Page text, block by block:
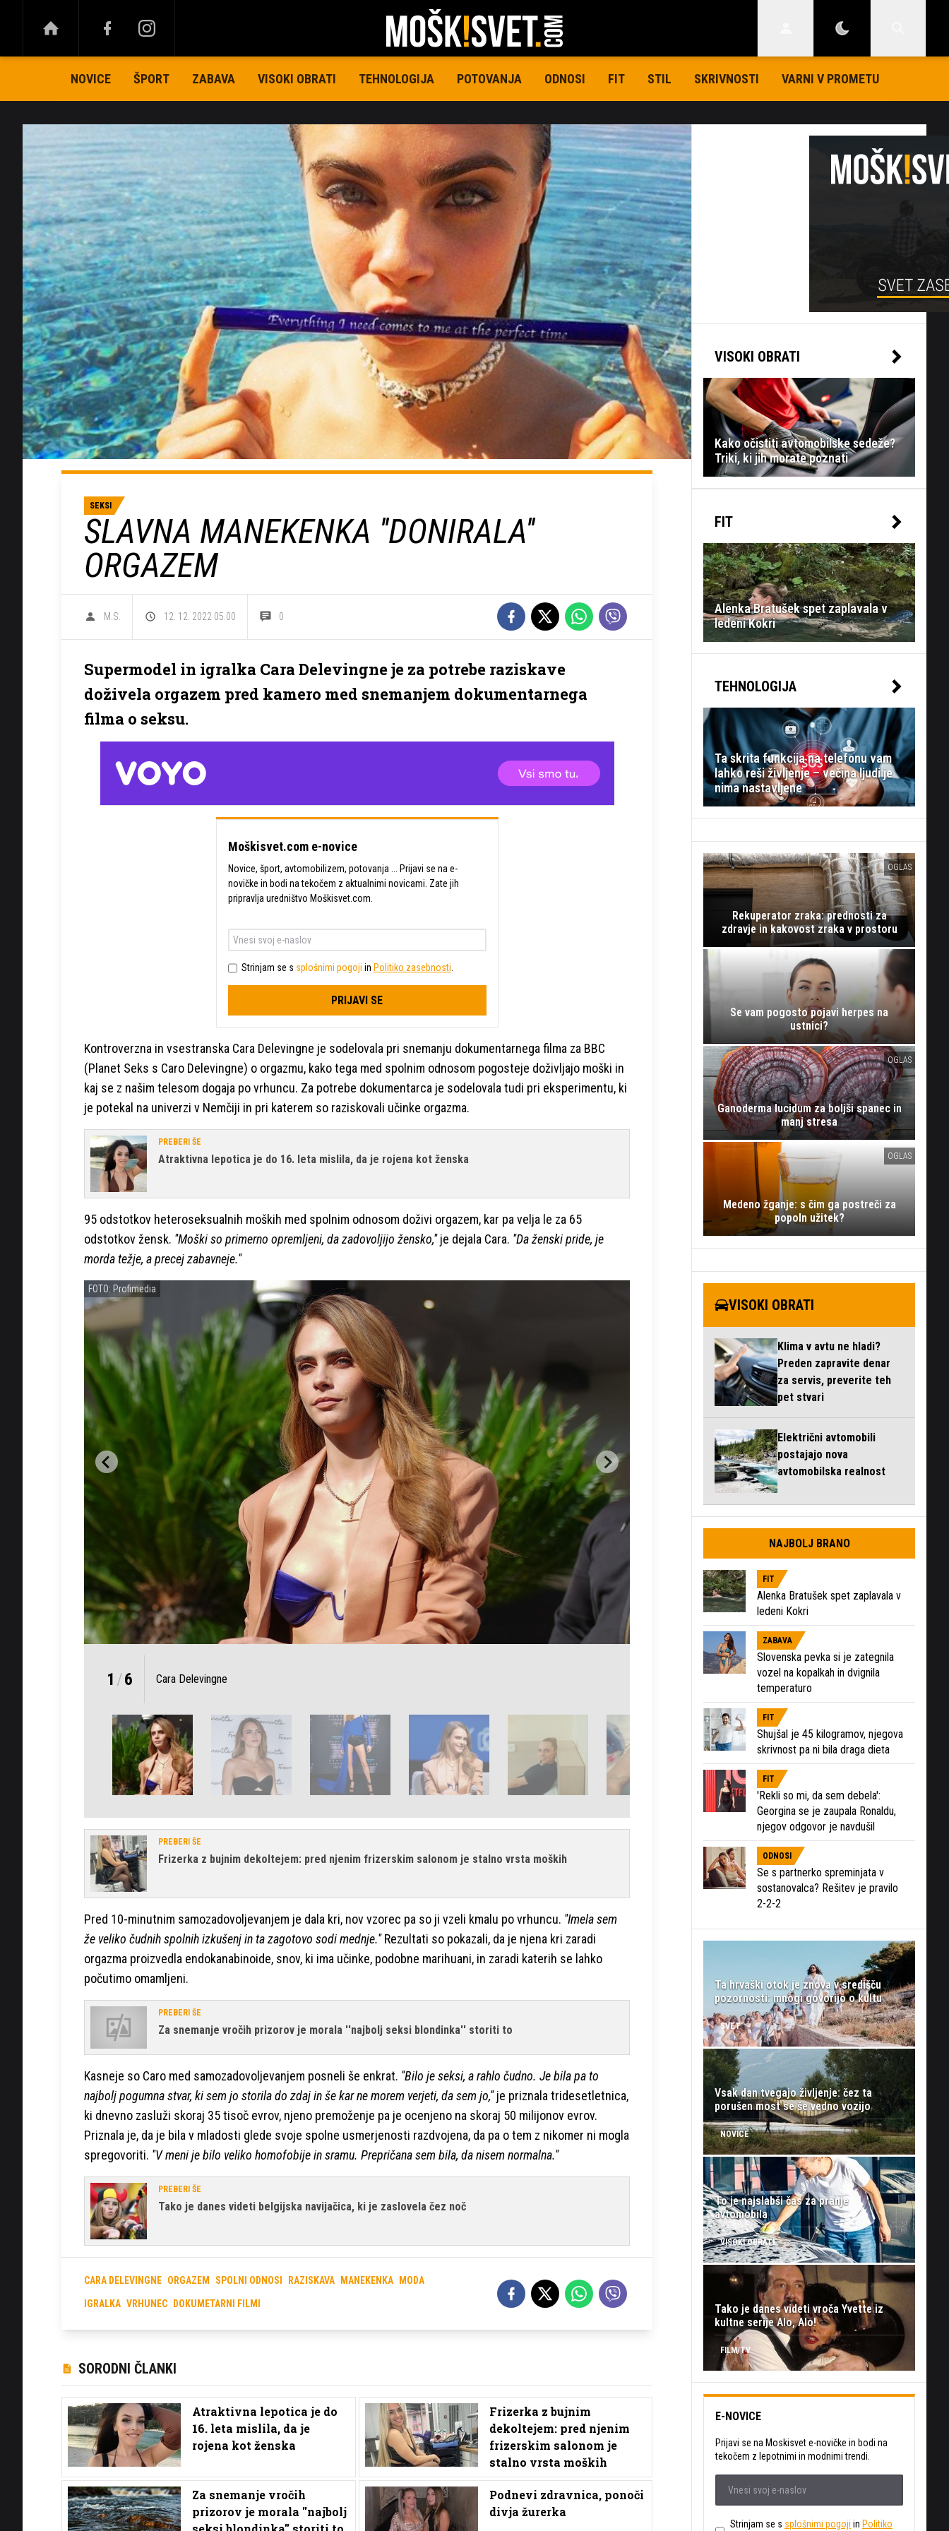
NOVICE ŠPORT ZABAVA VISOKI OBRATI TEHNOLOGIJA POTOVANJA ODNOSI FIT STIL SKRIVNOSTI VARNI V PROMETU
SEKSI
SLAVNA MANEKENKA ''DONIRALA''
ORGAZEM
M.S. 12. 12. 2022 05.00 0
Supermodel in igralka Cara Delevingne je za potrebe raziskave
doživela orgazem pred kamero med snemanjem dokumentarnega
filma o seksu.
Moškisvet.com e-novice
Novice, šport, avtomobilizem, potovanja ... Prijavi se na e-
novičke in bodi na tekočem z aktualnimi novicami. Zate jih
pripravlja uredništvo Moškisvet.com.
Strinjam se s splošnimi pogoji in Politiko zasebnosti
PRIJAVI SE
Kontroverzna in vsestranska Cara Delevingne je sodelovala pri snemanju dokumentarnega filma za BBC
(Planet Seks s Caro Delevingne) o orgazmu, kako tega med spolnim odnosom pogosteje doživljajo moški in
kaj se z našim telesom dogaja po vrhuncu. Za potrebe dokumentarca je sodelovala tudi pri eksperimentu, ki
je potekal na univerzi v Nemčiji in pri katerem so raziskovali učinke orgazma.
PREBERI ŠE
Atraktivna lepotica je do 16. leta mislila, da je rojena kot ženska
95 odstotkov heteroseksualnih moških med spolnim odnosom doživi orgazem, kar pa velja le za 65
odstotkov žensk. ''Moški so primerno opremljeni, da zadovoljijo žensko,''je dejala Cara. ''Da ženski pride, je
morda težje, a precej zabavneje.''
FOTO: Profimedia
1 /6 Cara Delevingne
PREBERI ŠE
Frizerka z bujnim dekoltejem: pred njenim frizerskim salonom je stalno vrsta moških
Pred 10-minutnim samozadovoljevanjem je dala kri, nov vzorec pa so ji vzeli kmalu po vrhuncu. ''Imela sem
že veliko čudnih spolnih izkušenj in ta zagotovo sodi mednje.''Rezultati so pokazali, da je njena kri zaradi
orgazma proizvedla endokanabinoide, snov, ki ima učinke, podobne marihuani, in zaradi katerih se lahko
počutimo omamljeni.
PREBERI ŠE
Za snemanje vročih prizorov je morala ''najbolj seksi blondinka'' storiti to
Kasneje so Caro med samozadovoljevanjem posneli še enkrat. ''Bilo je seksi, a rahlo čudno. Je bila pa to
najbolj pogumna stvar, ki sem jo storila do zdaj in še kar ne morem verjeti, da sem jo,''je priznala tridesetletnica,
ki dnevno zasluži skoraj 35 tisoč evrov, njeno premoženje pa je ocenjeno na skoraj 50 milijonov evrov.
Priznala je, da je bila v mladosti glede svoje spolne usmerjenosti razdvojena, da pa o tem z nikomer ni mogla
spregovoriti. ''V meni je bilo veliko homofobije in sramu. Prepričana sem bila, da nisem normalna.''
PREBERI ŠE
Tako je danes videti belgijska navijačica, ki je zaslovela čez noč
CARA DELEVINGNE ORGAZEM SPOLNI ODNOSI RAZISKAVA MANEKENKA MODA
IGRALKA VRHUNEC DOKUMETARNI FILMI
SORODNI ČLANKI
Atraktivna lepotica je do
16. leta mislila, da je
rojena kot ženska
Frizerka z bujnim
dekoltejem: pred njenim
frizerskim salonom je
stalno vrsta moških
Za snemanje vročih
prizorov je morala ''najbolj
Podnevi zdravnica, ponoči
divja žurerka
VISOKI OBRATI
Kako očistiti avtomobilske sedeže?
Triki, ki jih morate poznati
FIT
Alenka Bratušek spet zaplavala v
ledeni Kokri
TEHNOLOGIJA
Ta skrita funkcija na telefonu vam
lahko reši življenje – večina ljudi je
nima nastavljene
OGLAS
Rekuperator zraka: prednosti za
zdravje in kakovost zraka v prostoru
Se vam pogosto pojavi herpes na
ustnici?
OGLAS
Ganoderma lucidum za boljši spanec in
manj stresa
OGLAS
Medeno žganje: s čim ga postreči za
popoln užitek?
VISOKI OBRATI
Klima v avtu ne hladi?
Preden zapravite denar
za servis, preverite teh
pet stvari
Električni avtomobili
postajajo nova
avtomobilska realnost
NAJBOLJ BRANO
FIT
Alenka Bratušek spet zaplavala v
ledeni Kokri
ZABAVA
Slovenska pevka si je zategnila
vozel na kopalkah in dvignila
temperaturo
FIT
Shujšal je 45 kilogramov, njegova
skrivnost pa ni bila draga dieta
FIT
'Rekli so mi, da sem debela':
Georgina se je zaupala Ronaldu,
njegov odgovor je navdušil
ODNOSI
Se s partnerko spreminjata v
sostanovalca? Rešitev je pravilo
2-2-2
Ta hrvaški otok je znova v središču
pozornosti: mnogi govorijo o kultu
SVET
Vsak dan tvegajo življenje: čez ta
porušen most se še vedno vozijo
NOVICE
To je najslabši čas za pranje
avtomobila
VISOKI OBRATI
Tako je danes videti vroča Yvette iz
kultne serije Alo, Alo!
FILM/TV
E-NOVICE
Prijavi se na Moskisvet e-novičke in bodi na
tekočem z lepotnimi in modnimi trendi.
Strinjam se s splošnimi pogoji in Politiko